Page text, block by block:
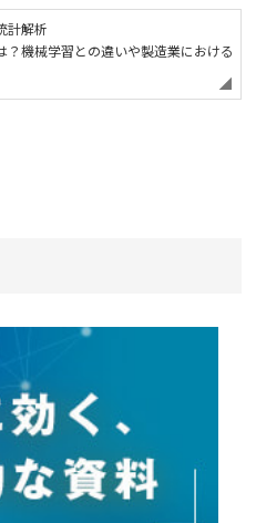
計解析
？機械学習との違いや製造業における